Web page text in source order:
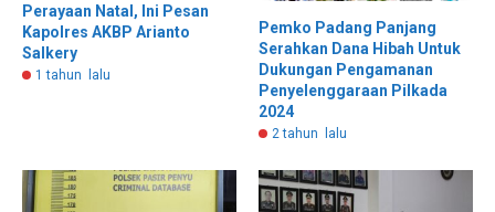
Perayaan Natal, Ini Pesan
Kapolres AKBP Arianto
Salkery
1 tahun lalu
Pemko Padang Panjang
Serahkan Dana Hibah Untuk
Dukungan Pengamanan
Penyelenggaraan Pilkada
2024
2 tahun lalu